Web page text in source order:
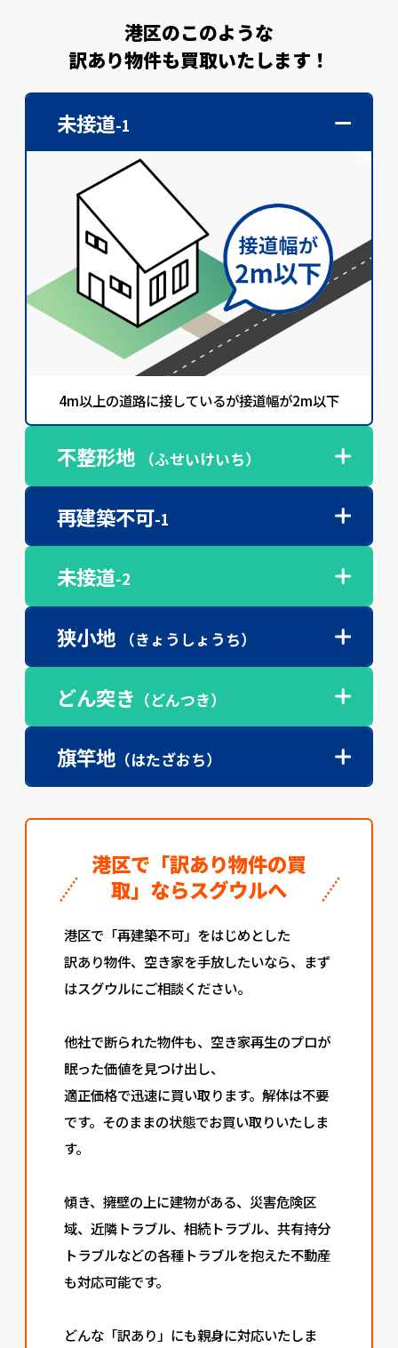
港区のこのような
訳あり物件も買取いたします！
未接道-1
4m以上の道路に接しているが接道幅が2m以下
不整形地 （ふせいけいち）
再建築不可-1
未接道-2
狭小地 （きょうしょうち）
どん突き （どんつき）
旗竿地（はたざおち）
港区で「訳あり物件の買
取」ならスグウルへ
港区で「再建築不可」をはじめとした
訳あり物件、空き家を手放したいなら、まず
はスグウルにご相談ください。
他社で断られた物件も、空き家再生のプロが
眠った価値を見つけ出し、
適正価格で迅速に買い取ります。解体は不要
です。そのままの状態でお買い取りいたしま
す。
傾き、擁壁の上に建物がある、災害危険区
域、近隣トラブル、相続トラブル、共有持分
トラブルなどの各種トラブルを抱えた不動産
も対応可能です。
どんな「訳あり」にも親身に対応いたしま